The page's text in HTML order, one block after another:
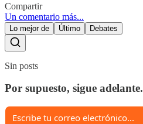
Compartir
Un comentario más...
Lo mejor de Último Debates
Sin posts
Por supuesto, sigue adelante.